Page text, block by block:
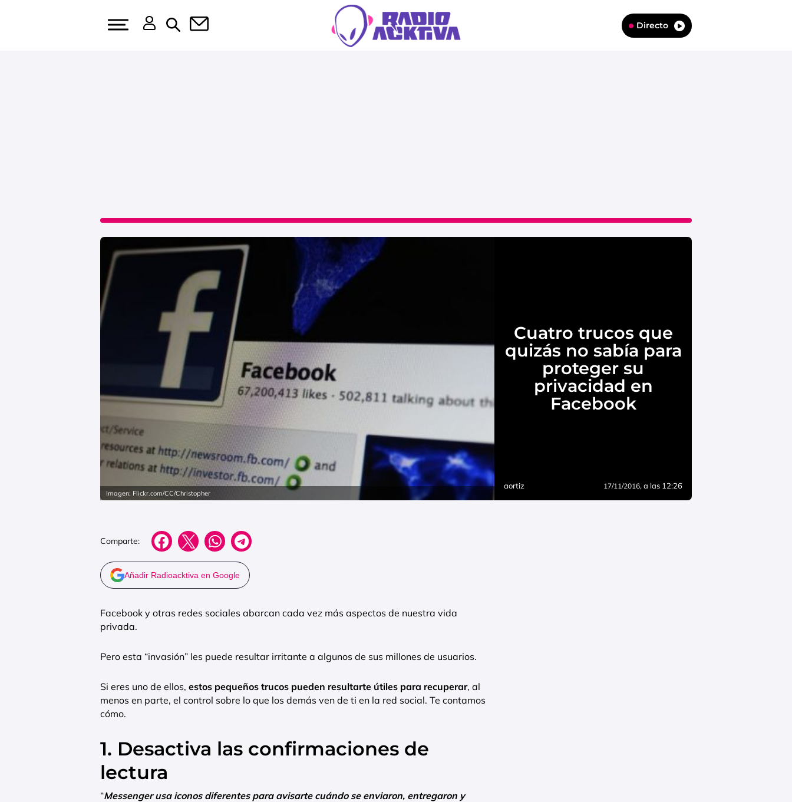
Directo
Imagen: Flickr.com/CC/Christopher
Cuatro trucos que
quizás no sabía para
proteger su
privacidad en
Facebook
aortiz 17/11/2016, a las 12:26
Comparte:
Añadir Radioacktiva en Google
Facebook y otras redes sociales abarcan cada vez más aspectos de nuestra vida
privada.
Pero esta “invasión” les puede resultar irritante a algunos de sus millones de usuarios.
Si eres uno de ellos, estos pequeños trucos pueden resultarte útiles para recuperar, al
menos en parte, el control sobre lo que los demás ven de ti en la red social. Te contamos
cómo.
1. Desactiva las confirmaciones de
lectura
“Messenger usa iconos diferentes para avisarte cuándo se enviaron, entregaron y